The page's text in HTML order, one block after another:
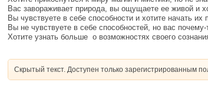
Вас завораживает природа, вы ощущаете ее живой и
Вы чувствуете в себе способности и хотите начать их
Вы не чувствуете в себе способностей, но вас
Хотите узнать больше о возможностях своего
Скрытый текст. Доступен только зарегистрированным